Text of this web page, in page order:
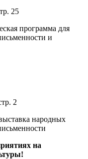
25
программа для
и
2
народных
на